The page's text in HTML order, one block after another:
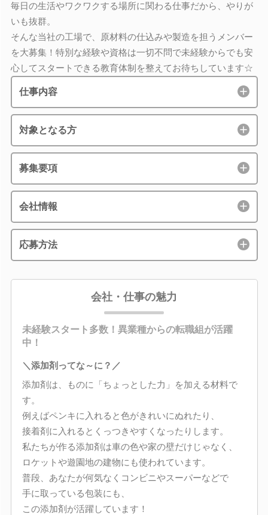
毎日の生活やワクワクする場所に関わる仕事だから、やりが
いも抜群。
そんな当社の工場で、原材料の仕込みや製造を担うメンバー
を大募集！特別な経験や資格は一切不問で未経験からでも安
心してスタートできる教育体制を整えてお待ちしています☆
仕事内容
対象となる方
募集要項
会社情報
応募方法
会社・仕事の魅力
未経験スタート多数！異業種からの転職組が活躍
中！
＼添加剤ってな～に？／
添加剤は、ものに「ちょっとした力」を加える材料で
す。
例えばペンキに入れると色がきれいにぬれたり、
接着剤に入れるとくっつきやすくなったりします。
私たちが作る添加剤は車の色や家の壁だけじゃなく、
ロケットや遊園地の建物にも使われています。
普段、あなたが何気なくコンビニやスーパーなどで
手に取っている包装にも、
この添加剤が活躍しています！